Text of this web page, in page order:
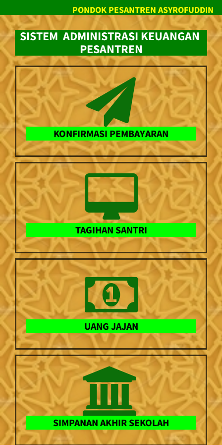
PONDOK PESANTREN ASYROFUDDIN
SISTEM ADMINISTRASI KEUANGAN
PESANTREN
KONFIRMASI PEMBAYARAN
TAGIHAN SANTRI
UANG JAJAN
SIMPANAN AKHIR SEKOLAH